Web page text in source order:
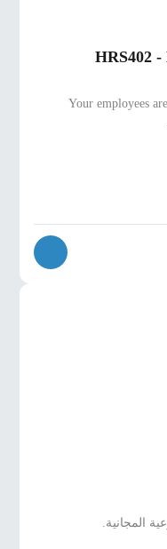
HRS402
Your employees
المجانية.